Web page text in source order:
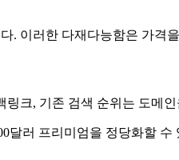
. 이러한 다재다능함은 가격
크, 기존 검색 순위는 도메
달러 프리미엄을 정당화할